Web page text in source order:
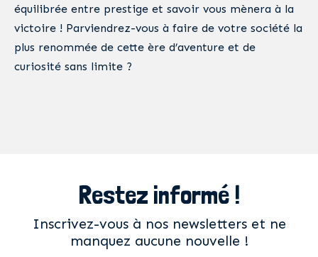
équilibrée entre prestige et savoir vous mènera à la
victoire ! Parviendrez-vous à faire de votre société la
plus renommée de cette ère d’aventure et de
curiosité sans limite ?
Restez informé !
Inscrivez-vous à nos newsletters et ne
manquez aucune nouvelle !